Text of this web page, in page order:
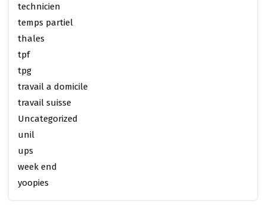
technicien
temps partiel
thales
tpf
tpg
travail a domicile
travail suisse
Uncategorized
unil
ups
week end
yoopies